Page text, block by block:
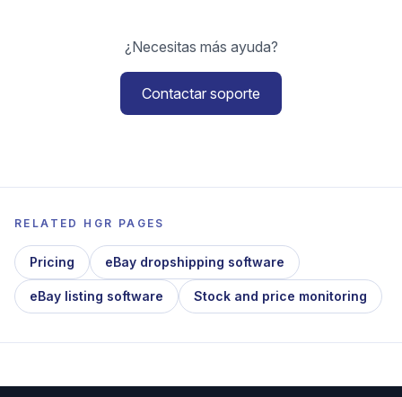
¿Necesitas más ayuda?
Contactar soporte
RELATED HGR PAGES
Pricing eBay dropshipping software
eBay listing software Stock and price monitoring